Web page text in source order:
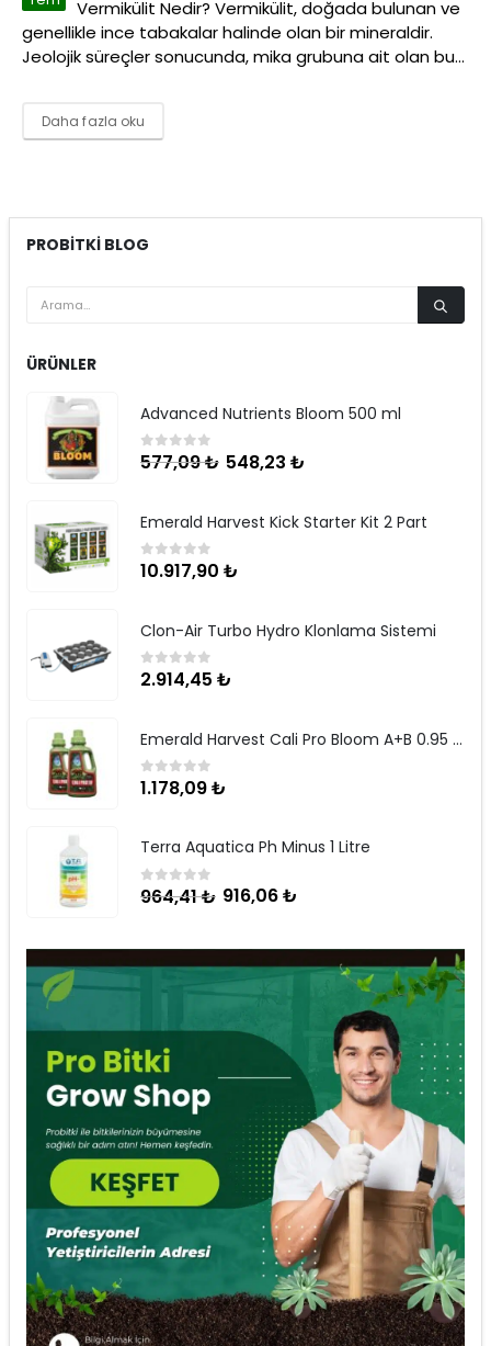
Vermikülit Nedir? Vermikülit, doğada bulunan ve
genellikle ince tabakalar halinde olan bir mineraldir.
Jeolojik süreçler sonucunda, mika grubuna ait olan bu...
Daha fazla oku
PROBITKI BLOG
ÜRÜNLER
Advanced Nutrients Bloom 500 ml
05 üzerinden
577,09₺ 548,23 ₺
Emerald Harvest Kick Starter Kit 2 Part
05 üzerinden
10.917,90 ₺
Clon-Air Turbo Hydro Klonlama Sistemi
0 5 üzerinden
2.914,45 ₺
Emerald Harvest Cali Pro Bloom A+B 0.95 Litre
0 5 üzerinden
1.178,09₺
Terra Aquatica Ph Minus 1 Litre
05 üzerinden
964,41₺ 916,06₺